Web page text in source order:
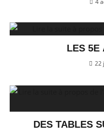
4
LES 5E
22
DES TABLES